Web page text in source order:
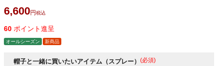
6,600 税込
60 ポイント進呈
オールシーズン 新商品
帽子と一緒に買いたいアイテム（スプレー） (必須)